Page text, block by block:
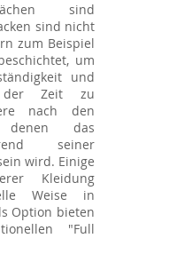
sind
sind nicht
zum Beispiel
um
und
der Zeit zu
nach den
denen das
seiner
wird. Einige
Kleidung
Weise in
Option bieten
"Full